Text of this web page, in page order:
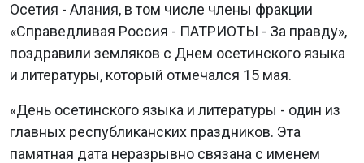
Осетия - Алания, в том числе члены фракции
«Справедливая Россия - ПАТРИОТЫ - За правду»,
поздравили земляков с Днем осетинского языка
и литературы, который отмечался 15 мая.
«День осетинского языка и литературы - один из
главных республиканских праздников. Эта
памятная дата неразрывно связана с именем